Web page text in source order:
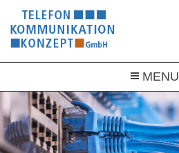
MENU
UNTERNEHMEN
PRODUKTE